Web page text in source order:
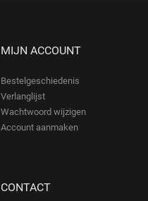
MIJN ACCOUNT
Bestelgeschiedenis
Verlanglijst
Wachtwoord wijzigen
Account aanmaken
CONTACT